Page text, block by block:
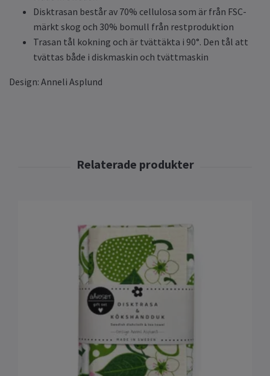
Disktrasan består av 70% cellulosa som är från FSC-
märkt skog och 30% bomull från restproduktion
Trasan tål kokning och är tvättäkta i 90°. Den tål att
tvättas både i diskmaskin och tvättmaskin
Design: Anneli Asplund